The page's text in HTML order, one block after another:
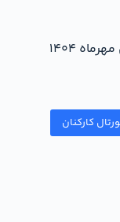
کارکنان
۱۴۰۴